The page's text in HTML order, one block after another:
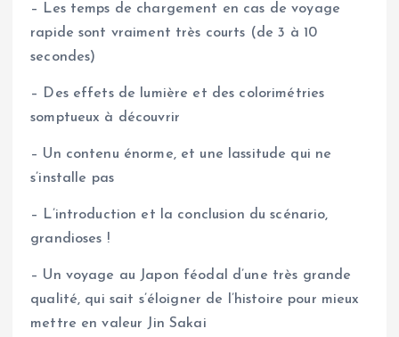
– Les temps de chargement en cas de voyage
rapide sont vraiment très courts (de 3 à 10
secondes)
– Des effets de lumière et des colorimétries
somptueux à découvrir
– Un contenu énorme, et une lassitude qui ne
s’installe pas
– L’introduction et la conclusion du scénario,
grandioses !
– Un voyage au Japon féodal d’une très grande
qualité, qui sait s’éloigner de l’histoire pour mieux
mettre en valeur Jin Sakai